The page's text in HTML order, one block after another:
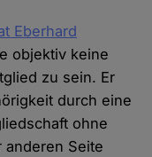
Eberhard
objektiv keine
zu sein. Er
durch eine
ohne
anderen Seite